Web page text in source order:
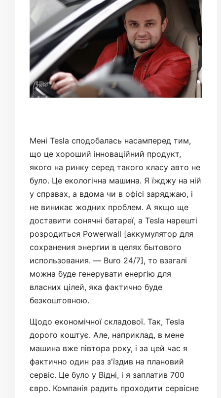
Мені Tesla сподобалась насамперед тим,
що це хороший інноваційний продукт,
якого на ринку серед такого класу авто не
було. Це екологічна машина. Я їжджу на ній
у справах, а вдома чи в офісі заряджаю, і
не виникає жодних проблем. А якщо ще
доставити сонячні батареї, а Tesla нарешті
розродиться Powerwall [аккумулятор для
сохранения энергии в целях бытового
использования. — Buro 24/7], то взагалі
можна буде генерувати енергію для
власних цілей, яка фактично буде
безкоштовною.
Щодо економічної складової. Так, Tesla
дорого коштує. Але, наприклад, в мене
машина вже півтора року, і за цей час я
фактично один раз з'їздив на плановий
сервіс. Це було у Відні, і я заплатив 700
євро. Компанія радить проходити сервісне